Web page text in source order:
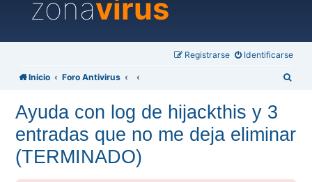
zonavirus
Identificarse
Registrarse
Inicio Foro Antivirus
c
Ayuda con log de hijackthis y 3
entradas que no me deja eliminar
(TERMINADO)